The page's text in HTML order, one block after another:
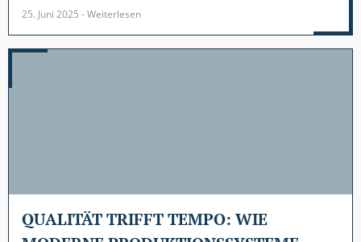
25. Juni 2025 - Weiterlesen
QUALITÄT TRIFFT TEMPO: WIE